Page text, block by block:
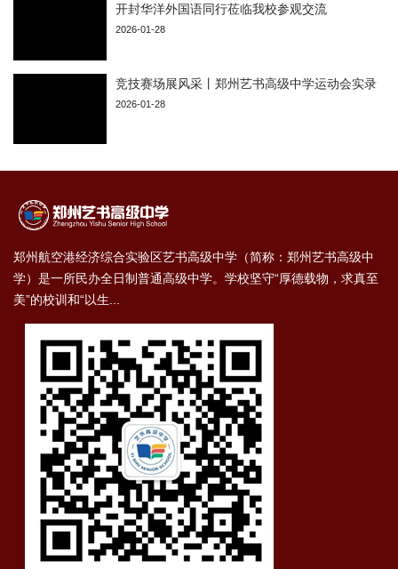
开封华洋外国语同行莅临我校参观交流
2026-01-28
竞技赛场展风采丨郑州艺书高级中学运动会实录
2026-01-28
郑州航空港经济综合实验区艺书⾼级中学（简称：郑州艺书⾼级中
学）是⼀所⺠办全⽇制普通⾼级中学。学校坚守“厚德载物，求真⾄
美”的校训和“以⽣...